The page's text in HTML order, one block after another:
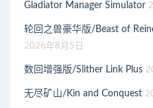
Gladiator Manager Simulator
轮回之兽豪华版/Beast of
2026年8月5日
数回增强版/Slither Link Plus
无尽矿山/Kin and Conquest